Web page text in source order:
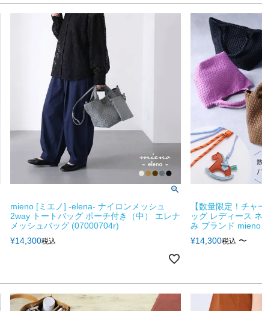
mieno [ミエノ] -elena- ナイロンメッシュ
2way トートバッグ ポーチ付き（中） エレナ
メッシュバッグ (07000704r)
¥14,300税込
【数量限定！チ
ッグ レディース
み ブランド
¥14,300税込 〜